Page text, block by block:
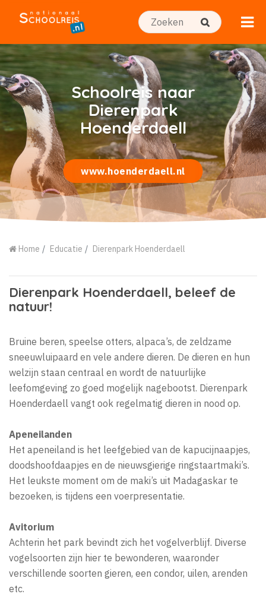
Schoolreis naar
Dierenpark
Hoenderdaell
www.hoenderdaell.nl
Home Educatie Dierenpark Hoenderdaell
Dierenpark Hoenderdaell, beleef de
natuur!
Bruine beren, speelse otters, alpaca’s, de zeldzame
sneeuwluipaard en vele andere dieren. De dieren en hun
welzijn staan centraal en wordt de natuurlijke
leefomgeving zo goed mogelijk nagebootst. Dierenpark
Hoenderdaell vangt ook regelmatig dieren in nood op.
Apeneilanden
Het apeneiland is het leefgebied van de kapucijnaapjes,
doodshoofdaapjes en de nieuwsgierige ringstaartmaki’s.
Het leukste moment om de maki’s uit Madagaskar te
bezoeken, is tijdens een voerpresentatie.
Avitorium
Achterin het park bevindt zich het vogelverblijf. Diverse
vogelsoorten zijn hier te bewonderen, waaronder
verschillende soorten gieren, een condor, uilen, arenden
etc.